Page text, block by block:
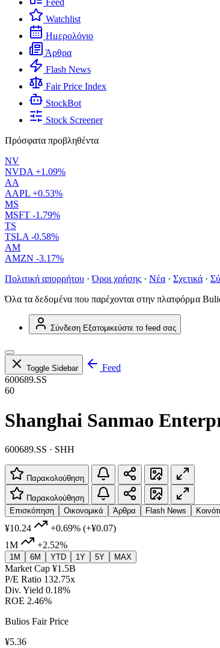
Feed
Watchlist
Ημερολόγιο
Άρθρα
Flash News
Fair Price Index
StockBot
Stock Screener
Πρόσφατα προβληθέντα
NV
NVDA +1.09%
AA
AAPL +0.53%
MS
MSFT -1.79%
TS
TSLA -0.58%
AM
AMZN -3.17%
Πολιτική απορρήτου · Όροι χρήσης · Νέα · Σχετικά ·
Όλα τα δεδομένα που παρέχονται στην πλατφόρμα
Σύνδεση Εξατομικεύστε το feed σας
Toggle Sidebar
Feed
600689.SS
60
Shanghai Sanmao
600689.SS · SHH
Παρακολούθηση
Παρακολούθηση
Επισκόπηση
Οικονομικά Άρθρα Flash News
¥10.24 +0.69% (+¥0.07)
1M
+2.52%
1M 6M YTD 1Y 5Y MAX
Market Cap ¥1.5B
P/E Ratio 132.75x
Div. Yield 0.18%
ROE 2.46%
Bulios Fair Price
¥5.36